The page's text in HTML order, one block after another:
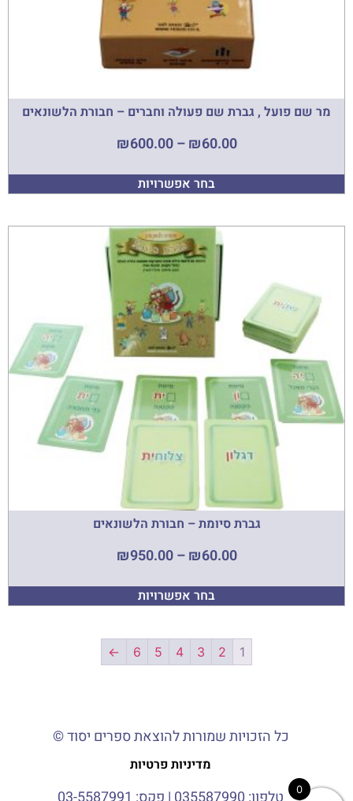
מר שם פועל , גברת שם פעולה וחברים – חבורת הלשונאים
₪60.00
–
₪600.00
בחר אפשרויות
גברת סיומת – חבורת הלשונאים
₪60.00
–
₪950.00
בחר אפשרויות
1
2
3
4
5
6
←
כל הזכויות שמורות להוצאת ספרים יסוד ©
מדיניות פרטיות
0